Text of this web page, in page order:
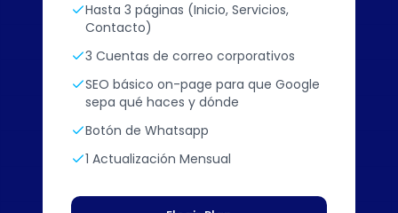
Hasta 3 páginas (Inicio, Servicios,
Contacto)
3 Cuentas de correo corporativos
SEO básico on-page para que Google
sepa qué haces y dónde
Botón de Whatsapp
1 Actualización Mensual